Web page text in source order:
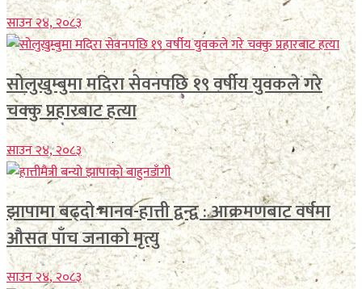
साउन २४, २०८३
सोलुखुम्बुमा मदिरा सेवनपछि १९ वर्षीय युवकले गरे
चक्कु प्रहारबाट हत्या
साउन २४, २०८३
झापामा बढ्दो मानव-हात्ती द्वन्द्व : आक्रमणबाट वर्षमा
औसत पाँच जनाको मृत्यु
साउन २४, २०८३